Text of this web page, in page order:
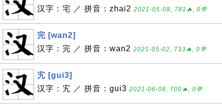
汉字：宅 ／ 拼音：zhai2 2021-05-08, 781🔥, 0💬
完 [wan2]
汉字：完 ／ 拼音：wan2 2021-05-02, 733🔥, 0💬
宄 [gui3]
汉字：宄 ／ 拼音：gui3 2021-06-08, 700🔥, 0💬